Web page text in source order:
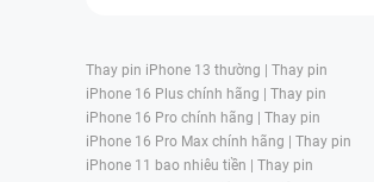
Thay pin iPhone 13 thường | Thay pin
iPhone 16 Plus chính hãng | Thay pin
iPhone 16 Pro chính hãng | Thay pin
iPhone 16 Pro Max chính hãng | Thay pin
iPhone 11 bao nhiêu tiền | Thay pin